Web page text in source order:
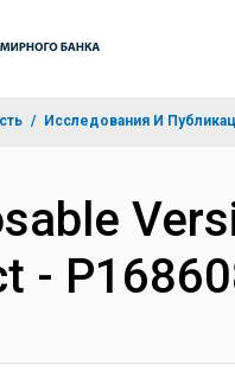
Исследования И
-